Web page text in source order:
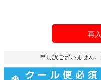
再
申し訳ございません